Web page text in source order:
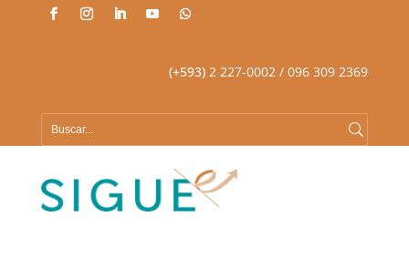
(+593)2 227-0002 / 096 309 2369